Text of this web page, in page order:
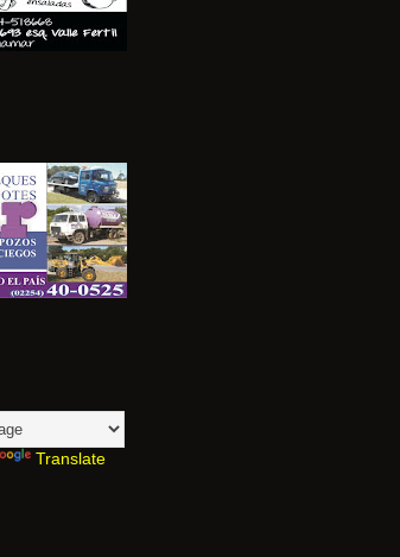
Translate